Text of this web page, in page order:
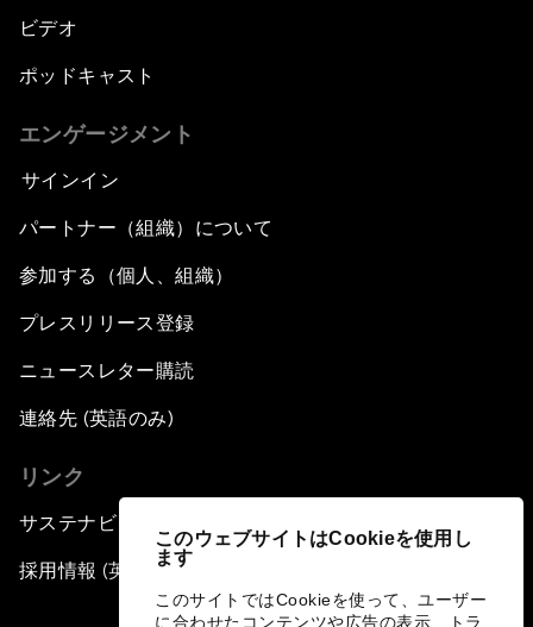
このウェブサイトはCookieを使用し
ます
このサイトではCookieを使って、ユーザー
に合わせたコンテンツや広告の表示、トラ
ビデオ
ポッドキャスト
エンゲージメント
サインイン
パートナー（組織）について
参加する（個人、組織）
プレスリリース登録
ニュースレター購読
連絡先 (英語のみ)
リンク
サステナビリティへの取り組み
採用情報 (英語のみ)